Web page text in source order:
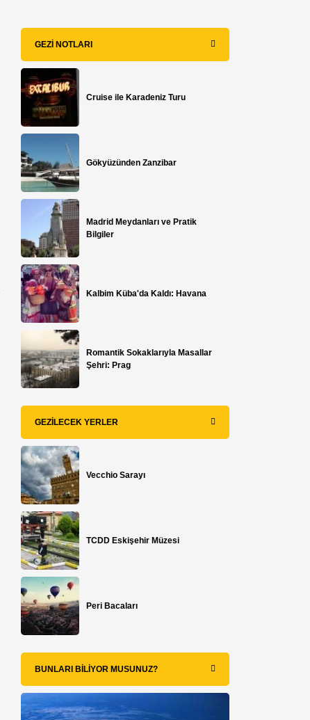
GEZI NOTLARI
Cruise ile Karadeniz Turu
Gökyüzünden Zanzibar
Madrid Meydanları ve Pratik
Bilgiler
Kalbim Küba'da Kaldı: Havana
Romantik Sokaklarıyla Masallar
Şehri: Prag
GEZILECEK YERLER
Vecchio Sarayı
TCDD Eskişehir Müzesi
Peri Bacaları
BUNLARI BILIYOR MUSUNUZ?